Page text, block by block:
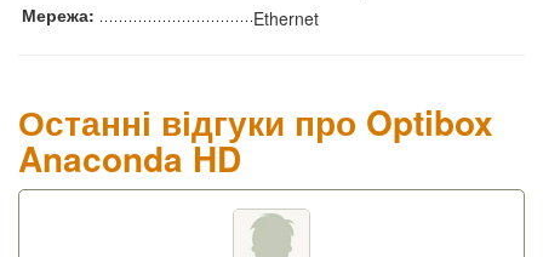
Мережа:
Ethernet
Останні відгуки про Optibox
Anaconda HD